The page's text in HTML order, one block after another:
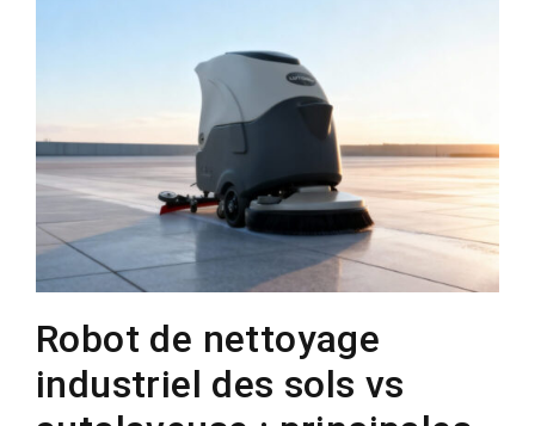
Robot de nettoyage
industriel des sols vs